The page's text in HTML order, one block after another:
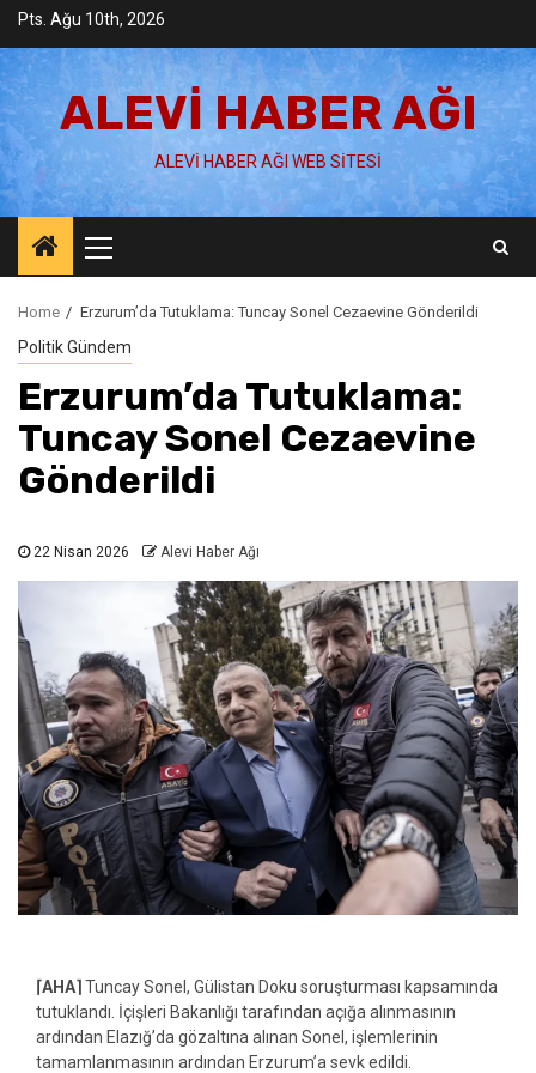
Skip
content
Pts. Ağu 10th, 2026
ALEVI HABER AĞI
ALEVI HABER AĞI WEB SITESI
Menu
Home Erzurum’da Tutuklama: Tuncay Sonel Cezaevine Gönderildi
Politik Gündem
Erzurum’da Tutuklama:
Tuncay Sonel Cezaevine
Gönderildi
22 Nisan 2026 Alevi Haber Ağı
⌈AHA⌉ Tuncay Sonel , Gülistan Doku soruşturması kapsamında
tutuklandı. İçişleri Bakanlığı tarafından açığa alınmasının
ardından Elazığ’da gözaltına alınan Sonel, işlemlerinin
tamamlanmasının ardından Erzurum’a sevk edildi.